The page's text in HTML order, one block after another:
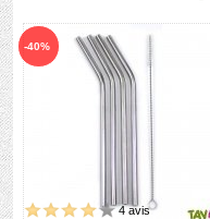
-40%
4 avis